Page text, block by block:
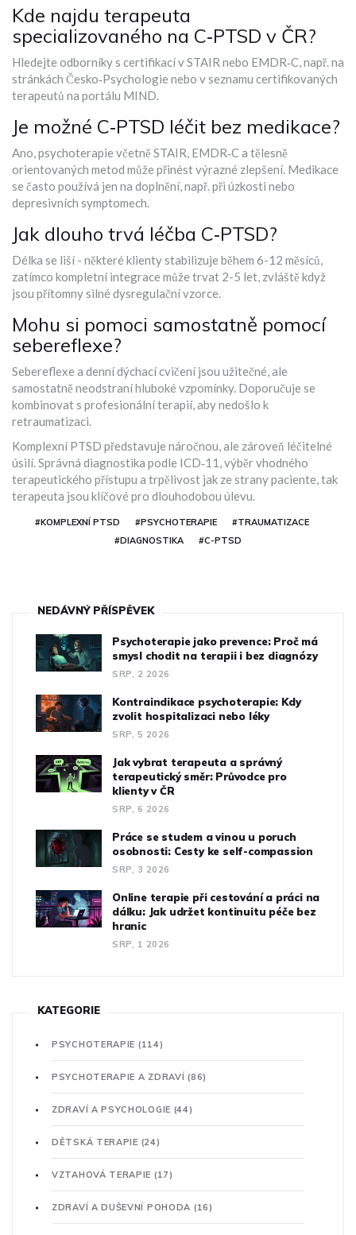
Kde najdu terapeuta
specializovaného na C‑PTSD v ČR?
Hledejte odborníky s certifikací v STAIR nebo EMDR‑C, např. na
stránkách Česko‑Psychologie nebo v seznamu certifikovaných
terapeutů na portálu MIND.
Je možné C‑PTSD léčit bez medikace?
Ano, psychoterapie včetně STAIR, EMDR‑C a tělesně
orientovaných metod může přinést výrazné zlepšení. Medikace
se často používá jen na doplnění, např. při úzkosti nebo
depresivních symptomech.
Jak dlouho trvá léčba C‑PTSD?
Délka se liší - některé klienty stabilizuje během 6-12 měsíců,
zatímco kompletní integrace může trvat 2-5 let, zvláště když
jsou přítomny silné dysregulační vzorce.
Mohu si pomoci samostatně pomocí
sebereflexe?
Sebereflexe a denní dýchací cvičení jsou užitečné, ale
samostatně neodstraní hluboké vzpomínky. Doporučuje se
kombinovat s profesionální terapií, aby nedošlo k
retraumatizaci.
Komplexní PTSD představuje náročnou, ale zároveň léčitelné
úsilí. Správná diagnostika podle ICD‑11 , výběr vhodného
terapeutického přístupu a trpělivost jak ze strany paciente, tak
terapeuta jsou klíčové pro dlouhodobou úlevu.
#KOMPLEXNÍ PTSD #PSYCHOTERAPIE
#TRAUMATIZACE
#DIAGNOSTIKA
#C-PTSD
NEDÁVNÝ PŘÍSPĚVEK
Psychoterapie jako prevence: Proč má
smysl chodit na terapii i bez diagnózy
SRP, 2 2026
Kontraindikace psychoterapie: Kdy
zvolit hospitalizaci nebo léky
SRP, 5 2026
Jak vybrat terapeuta a správný
terapeutický směr: Průvodce pro
klienty v ČR
SRP, 6 2026
Práce se studem a vinou u poruch
osobnosti: Cesty ke self-compassion
SRP, 3 2026
Online terapie při cestování a práci na
dálku: Jak udržet kontinuitu péče bez
hranic
SRP, 1 2026
KATEGORIE
PSYCHOTERAPIE (114)
PSYCHOTERAPIE A ZDRAVÍ(86)
ZDRAVÍ A PSYCHOLOGIE (44)
DĚTSKÁ TERAPIE (24)
VZTAHOVÁ TERAPIE (17)
ZDRAVÍ A DUŠEVNÍ POHODA (16)